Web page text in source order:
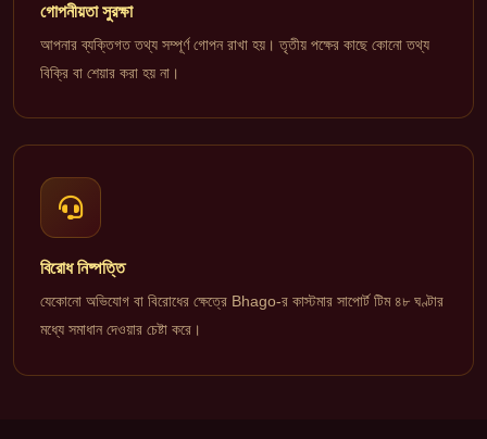
গোপনীয়তা সুরক্ষা
আপনার ব্যক্তিগত তথ্য সম্পূর্ণ গোপন রাখা হয়। তৃতীয় পক্ষের কাছে কোনো তথ্য
বিক্রি বা শেয়ার করা হয় না।
বিরোধ নিষ্পত্তি
যেকোনো অভিযোগ বা বিরোধের ক্ষেত্রে Bhago-র কাস্টমার সাপোর্ট টিম ৪৮ ঘণ্টার
মধ্যে সমাধান দেওয়ার চেষ্টা করে।